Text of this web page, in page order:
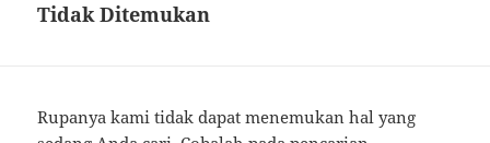
Tidak Ditemukan
Rupanya kami tidak dapat menemukan hal yang